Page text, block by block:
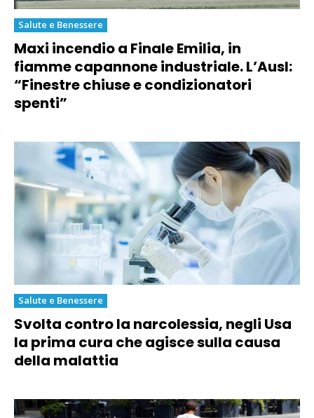
Salute e Benessere
Maxi incendio a Finale Emilia, in
fiamme capannone industriale. L’Ausl:
“Finestre chiuse e condizionatori
spenti”
Salute e Benessere
Svolta contro la narcolessia, negli Usa
la prima cura che agisce sulla causa
della malattia